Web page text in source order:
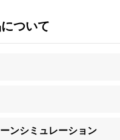
ついて
ンシミュレーション